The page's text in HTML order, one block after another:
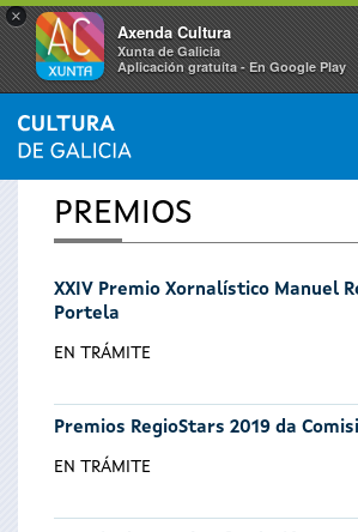
×
Axenda Cultura
Xunta de Galicia
Aplicación gratuíta - En Google Play
Se
encuentra
usted
aquí
INICIO
PREMIOS
XXIV Premio Xornalístico Manuel
Portela
EN TRÁMITE
Premios RegioStars 2019 da
EN TRÁMITE